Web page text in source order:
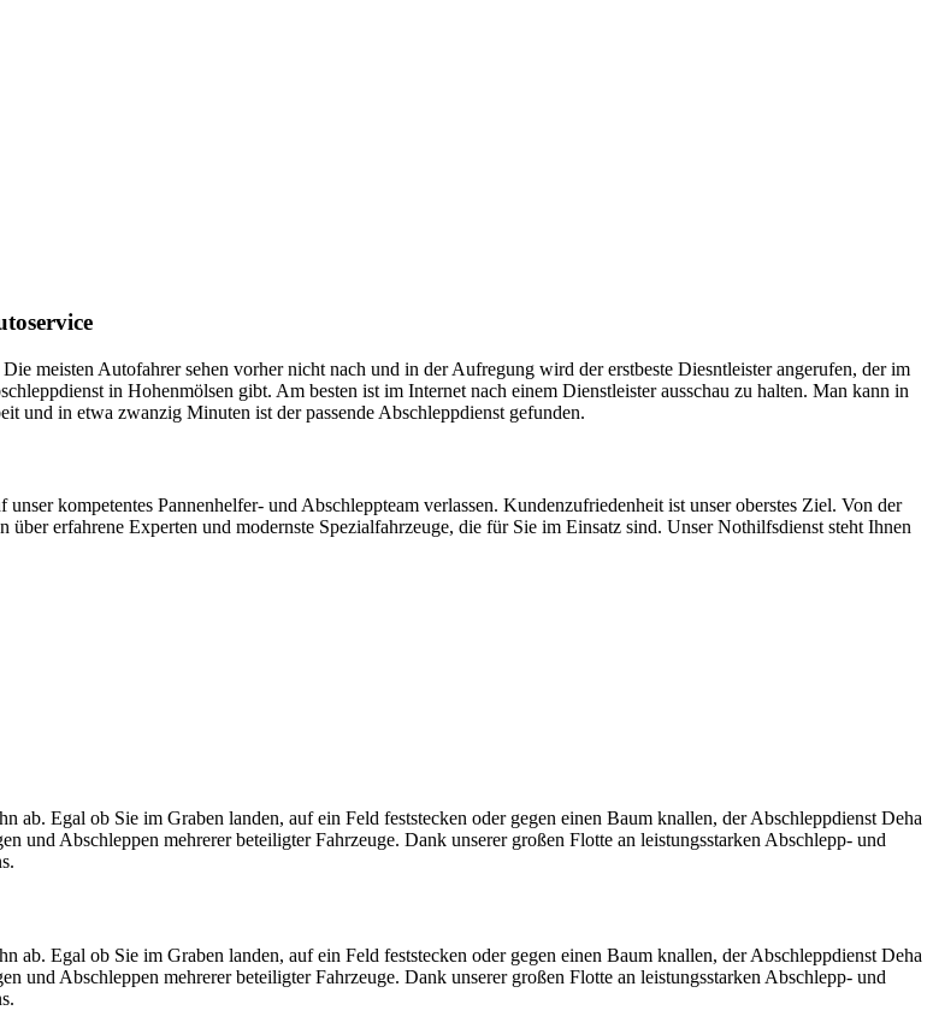
meisten Autofahrer sehen vorher nicht nach und in der Aufregung wird der erstbeste Diesntleister angerufen, der im
in Hohenmölsen gibt. Am besten ist im Internet nach einem Dienstleister ausschau zu halten. Man kann in
und in etwa zwanzig Minuten ist der passende Abschleppdienst gefunden.
kompetentes Pannenhelfer- und Abschleppteam verlassen. Kundenzufriedenheit ist unser oberstes Ziel. Von der
erfahrene Experten und modernste Spezialfahrzeuge, die für Sie im Einsatz sind. Unser Nothilfsdienst steht Ihnen
ab. Egal ob Sie im Graben landen, auf ein Feld feststecken oder gegen einen Baum knallen, der Abschleppdienst Deha
und Abschleppen mehrerer beteiligter Fahrzeuge. Dank unserer großen Flotte an leistungsstarken Abschlepp- und
ab. Egal ob Sie im Graben landen, auf ein Feld feststecken oder gegen einen Baum knallen, der Abschleppdienst Deha
und Abschleppen mehrerer beteiligter Fahrzeuge. Dank unserer großen Flotte an leistungsstarken Abschlepp- und